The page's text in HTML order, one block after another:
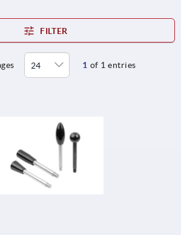
FILTER
1 of 1 entries